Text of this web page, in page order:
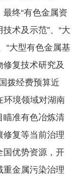
终“有色金属资
术及示范”、“大
“大型有色金属基
复技术研究及
拨经费预算近
环境领域对湖南
瞄准有色冶炼清
修复等当前治理
国优势资源，开
重金属污染治理